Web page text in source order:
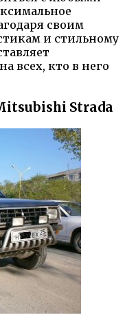
своим
и стильному
всех, кто в него
Strada